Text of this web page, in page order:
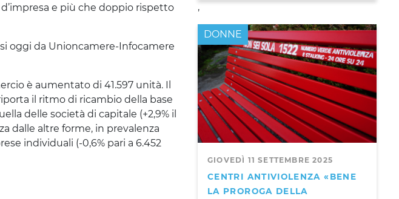
e più che doppio rispetto
oggi da Unioncamere-Infocamere
è aumentato di 41.597 unità. Il
il ritmo di ricambio della base
delle società di capitale (+2,9% il
dalle altre forme, in prevalenza
individuali (-0,6% pari a 6.452
,
GIOVEDÌ 11 SETTEMBRE 2025
CENTRI ANTIVIOLENZA «BENE
LA PROROGA DELLA
DONNE